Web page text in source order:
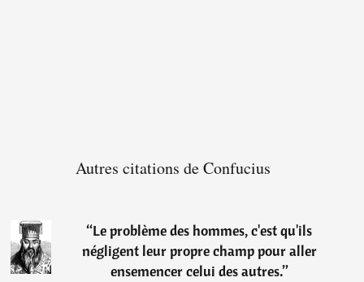
Autres citations de Confucius
“Le problème des hommes, c'est qu'ils
négligent leur propre champ pour aller
ensemencer celui des autres.”